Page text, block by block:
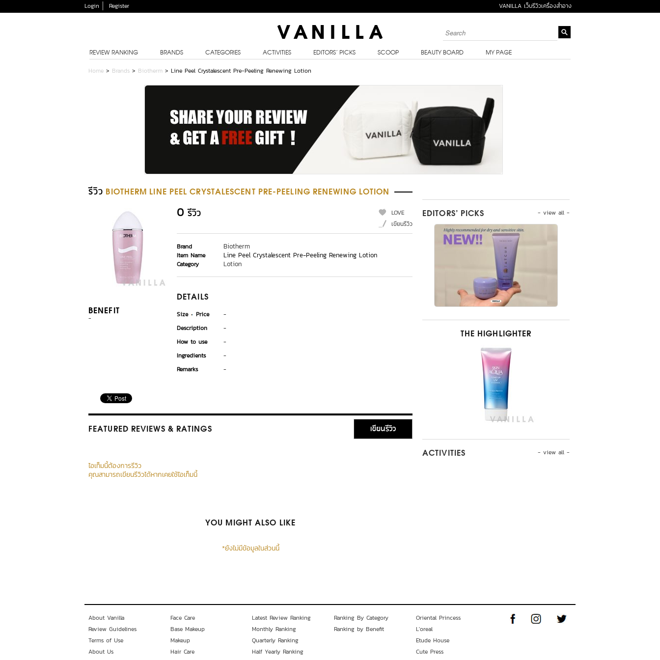
Login Register VANILLA เว็บรีวิวเครื่องสำอาง
REVIEW RANKING BRANDS CATEGORIES ACTIVITIES EDITORS’ PICKS SCOOP BEAUTY BOARD MY PAGE
Home > Brands > Biotherm > Line Peel Crystalescent Pre-Peeling Renewing Lotion
รีวิว BIOTHERM LINE PEEL CRYSTALESCENT PRE-PEELING RENEWING LOTION
BENEFIT
-
0 รีวิว
LOVE
เขียนรีวิว
Brand Biotherm
Item Name Line Peel Crystalescent Pre-Peeling Renewing Lotion
Category Lotion
DETAILS
Size Price
-
Description
-
How to use
-
Ingredients
-
Remarks
-
FEATURED REVIEWS & RATINGS เขียนรีวิว
ไอเท็มนี้ต้องการรีวิว
คุณสามารถเขียนรีวิวได้หากเคยใช้ไอเท็มนี้
YOU MIGHT ALSO LIKE
*ยังไม่มีข้อมูลในส่วนนี้
- view all -
EDITORS’ PICKS
THE HIGHLIGHTER
- view all -
ACTIVITIES
About Vanilla
Review Guidelines
Terms of Use
About Us
Face Care
Base Makeup
Makeup
Hair Care
Latest Review Ranking
Monthly Ranking
Quarterly Ranking
Half Yearly Ranking
Ranking By Category
Ranking by Benefit
Oriental Princess
L'oreal
Etude House
Cute Press